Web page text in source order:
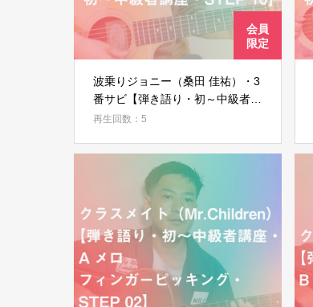
波乗りジョニー（桑田 佳祐）・3
番サビ【弾き語り・初～中級者講
座・STEP 16】
再生回数：5